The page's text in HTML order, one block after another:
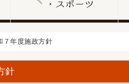
７年度施政方針
針